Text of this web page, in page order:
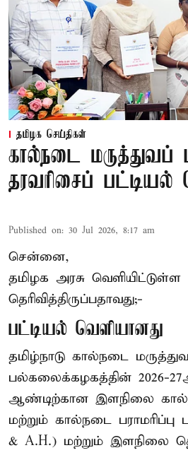
தமிழக செய்திகள்
கால்நடை மருத்துவப்
தரவரிசைப் பட்டியல்
Published on: 30 Jul 2026, 8:17 am
சென்னை,
தமிழக அரசு வெளியிட்டுள்ள
தெரிவித்திருப்பதாவது;-
பட்டியல் வெளியானது
தமிழ்நாடு கால்நடை
பல்கலைக்கழகத்தின் 2026-
ஆண்டிற்கான இளநிலை
மற்றும் கால்நடை பராமரிப்பு
& A.H.) மற்றும் இளநிலை